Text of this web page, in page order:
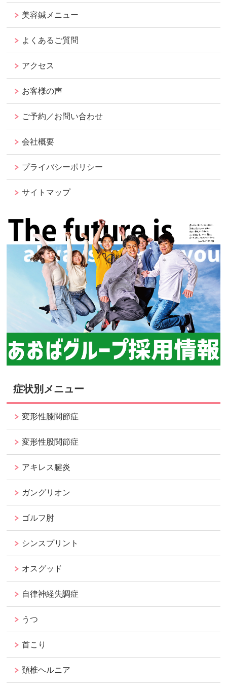
美容鍼メニュー
よくあるご質問
アクセス
お客様の声
ご予約／お問い合わせ
会社概要
プライバシーポリシー
サイトマップ
症状別メニュー
変形性膝関節症
変形性股関節症
アキレス腱炎
ガングリオン
ゴルフ肘
シンスプリント
オスグッド
自律神経失調症
うつ
首こり
頚椎ヘルニア